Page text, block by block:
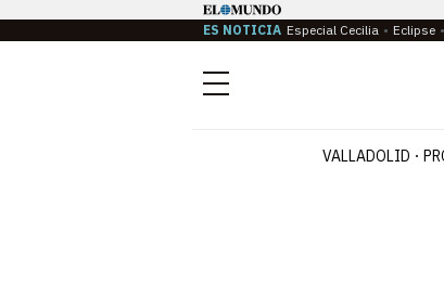
ES NOTICIA Especial Cecilia Eclipse
Menú
VALLADOLID